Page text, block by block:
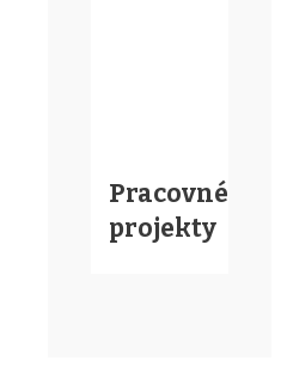
Pracovné
projekty